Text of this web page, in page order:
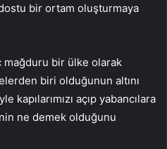
bir ortam oluşturmaya
mağduru bir ülke olarak
biri olduğunun altını
kapılarımızı açıp yabancılara
ne demek olduğunu